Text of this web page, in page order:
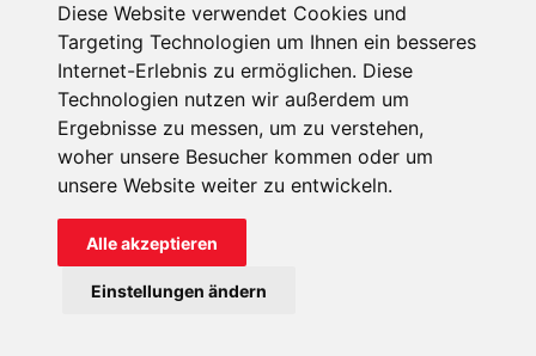
Diese Website verwendet Cookies und
Targeting Technologien um Ihnen ein besseres
Internet-Erlebnis zu ermöglichen. Diese
Technologien nutzen wir außerdem um
Ergebnisse zu messen, um zu verstehen,
woher unsere Besucher kommen oder um
unsere Website weiter zu entwickeln.
Alle akzeptieren
Einstellungen ändern
kin@kircheinnot.at
KIN weltweit
Impressum Datenschutz